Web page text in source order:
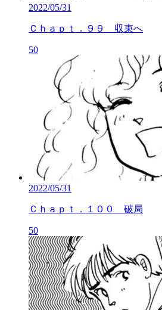
2022/05/31
Ｃｈａｐｔ．９９ 収束へ
50
2022/05/31
Ｃｈａｐｔ．１００ 破局
50